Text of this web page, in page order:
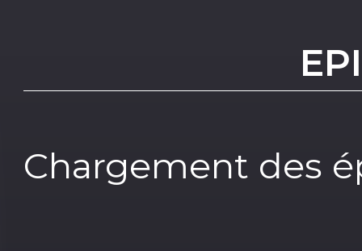
Chargement des